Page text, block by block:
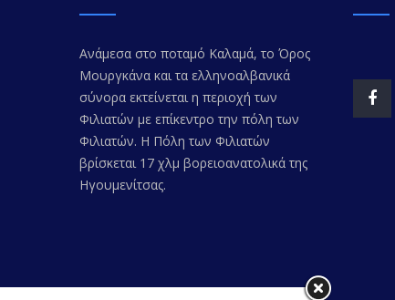
Ανάμεσα στο ποταμό Καλαμά, το Όρος
Μουργκάνα και τα ελληνοαλβανικά
σύνορα εκτείνεται η περιοχή των
Φιλιατών με επίκεντρο την πόλη των
Φιλιατών. Η Πόλη των Φιλιατών
βρίσκεται 17 χλμ βορειοανατολικά της
Ηγουμενίτσας.